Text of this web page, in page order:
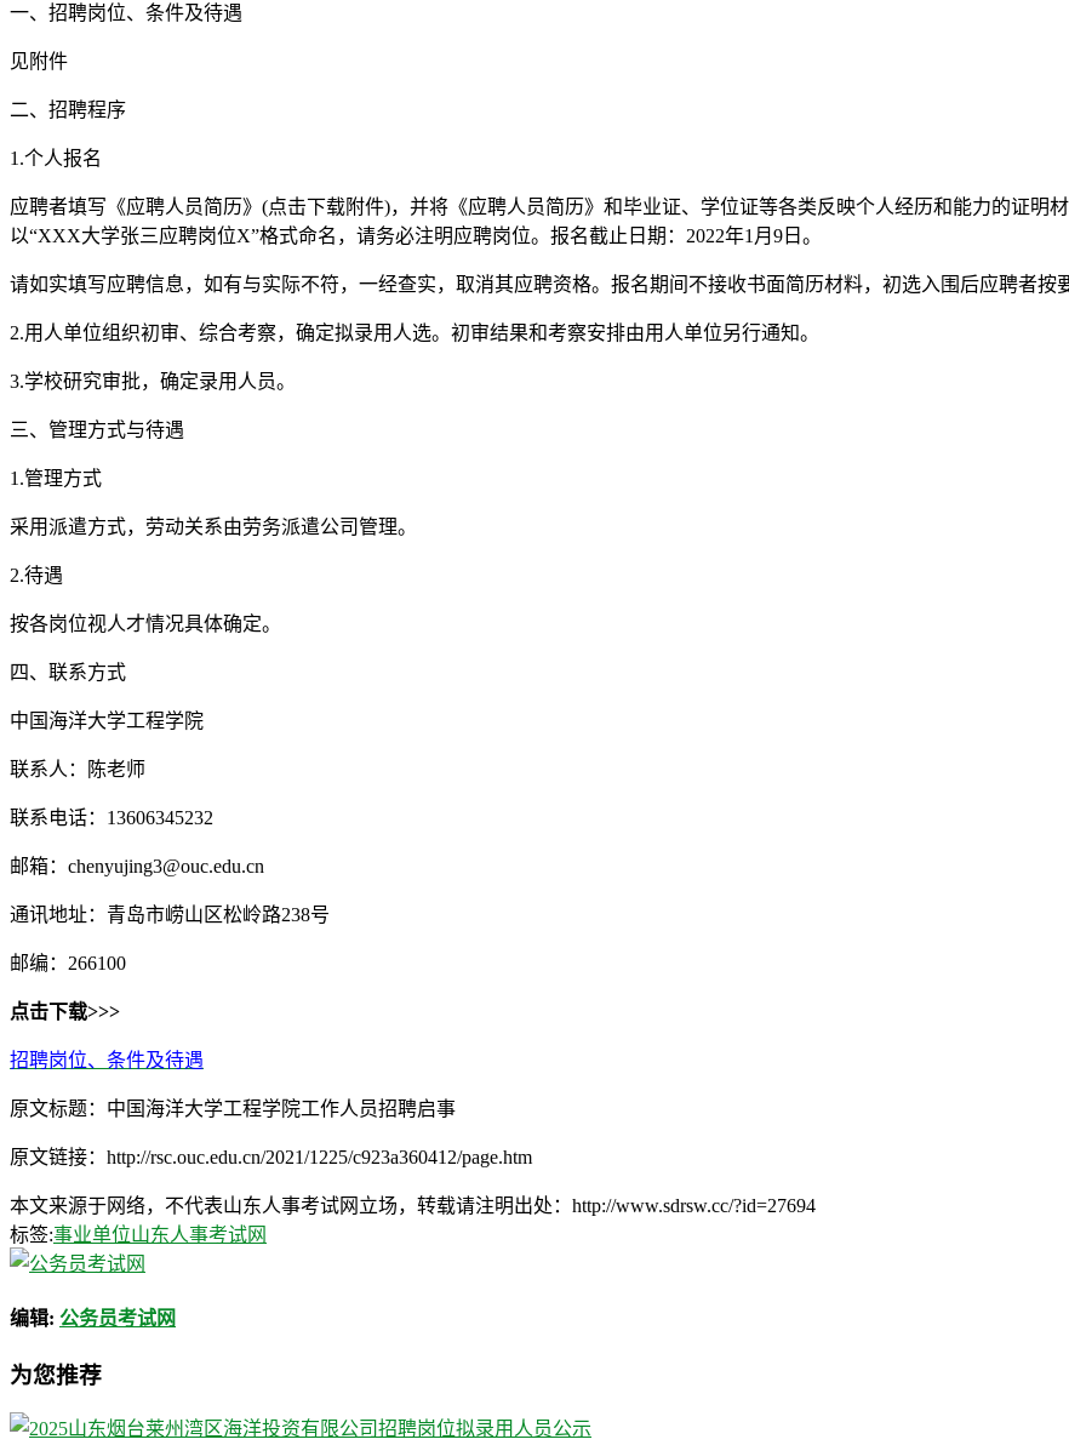
一、招聘岗位、条件及待遇
见附件
二、招聘程序
1.个人报名
应聘者填写《应聘人员简历》(点击下载附件)，并将《应聘人员简历》和毕业证、学位证等各类反映个人经历和能力的证明
以“XXX大学张三应聘岗位X”格式命名，请务必注明应聘岗位。报名截止日期：2022年1月9日。
请如实填写应聘信息，如有与实际不符，一经查实，取消其应聘资格。报名期间不接收书面简历材料，初选入围后应聘者按
2.用人单位组织初审、综合考察，确定拟录用人选。初审结果和考察安排由用人单位另行通知。
3.学校研究审批，确定录用人员。
三、管理方式与待遇
1.管理方式
采用派遣方式，劳动关系由劳务派遣公司管理。
2.待遇
按各岗位视人才情况具体确定。
四、联系方式
中国海洋大学工程学院
联系人：陈老师
联系电话：13606345232
邮箱：chenyujing3@ouc.edu.cn
通讯地址：青岛市崂山区松岭路238号
邮编：266100
点击下载>>>
招聘岗位、条件及待遇
原文标题：中国海洋大学工程学院工作人员招聘启事
原文链接：http://rsc.ouc.edu.cn/2021/1225/c923a360412/page.htm
本文来源于网络，不代表山东人事考试网立场，转载请注明出处：http://www.sdrsw.cc/?id=27694
标签:事业单位山东人事考试网
编辑: 公务员考试网
为您推荐